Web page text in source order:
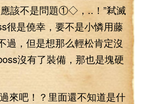
該不是問題①◇，..！”弒滅
很是僥幸，要不是小憐用藤
過，但是想那么輕松肯定沒
沒有了裝備，那也是塊硬
吧！？里面還不知道是什